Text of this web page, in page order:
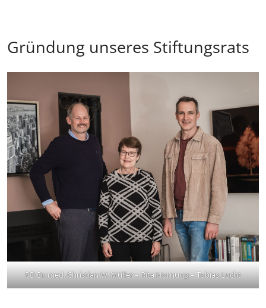
Gründung unseres Stiftungsrats
PD Dr. med. Christian W. Müller – Rita Hornung – Tobias Lucht